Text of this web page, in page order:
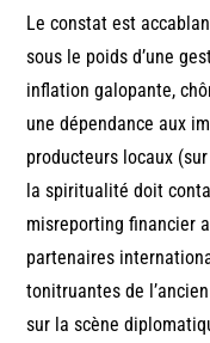
Le constat est
sous le poids d’une
inflation galopante,
une dépendance aux
producteurs locaux
la spiritualité doit
misreporting financier
partenaires
tonitruantes de
sur la scène